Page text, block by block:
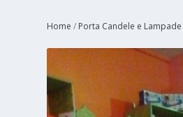
Home / Porta Candele e Lampade